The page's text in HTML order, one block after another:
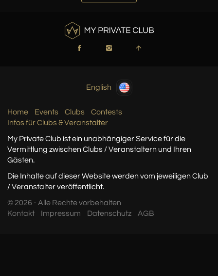
English
Home Events Clubs
Contests
Infos für Clubs & Veranstalter
My Private Club ist ein unabhängiger Servicefür die
Vermittlung zwischen Clubs / Veranstaltern und Ihren
Gästen.
Die Inhalte auf dieser Website werden vom jeweiligen Club
/ Veranstalter veröffentlicht.
© 2026 - Alle Rechte vorbehalten
Kontakt
Impressum Datenschutz AGB